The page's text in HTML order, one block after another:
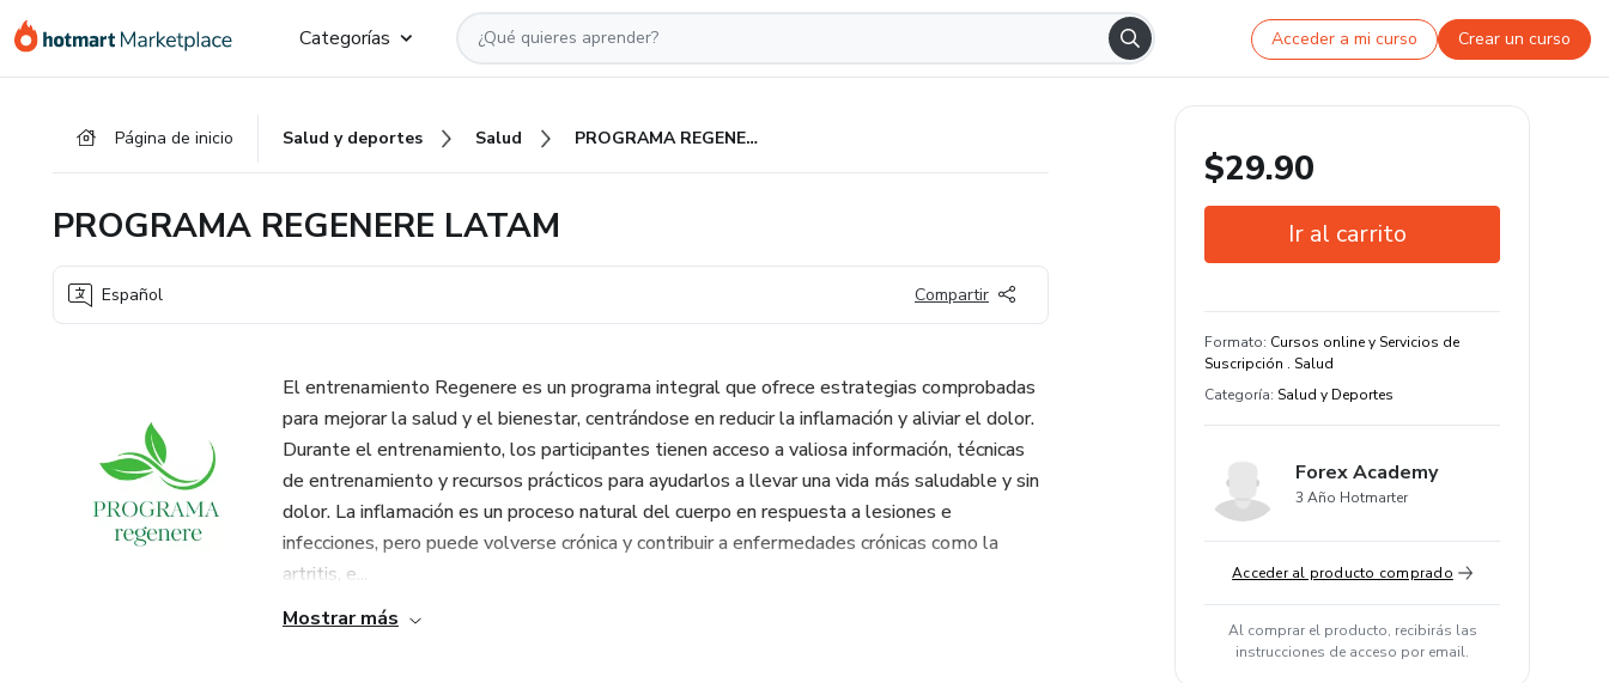
Categorías Acceder a mi curso Crear un curso
Página de inicio Salud y deportes Salud PROGRAMA REGENERE LATAM
PROGRAMA REGENERE LATAM
Español Compartir
El entrenamiento Regenere es un programa integral que ofrece estrategias comprobadas
para mejorar la salud y el bienestar, centrándose en reducir la inflamación y aliviar el dolor.
Durante el entrenamiento, los participantes tienen acceso a valiosa información, técnicas
de entrenamiento y recursos prácticos para ayudarlos a llevar una vida más saludable y sin
dolor. La inflamación es un proceso natural del cuerpo en respuesta a lesiones e
infecciones, pero puede volverse crónica y contribuir a enfermedades crónicas como la
artritis, e...
Mostrar más
$29.90
Ir al carrito
Estudia a tu manera y en cualquier
dispositivo
Formato: Cursos online y Servicios de
Suscripción . Salud
Categoría: Salud y Deportes
Forex Academy
3 Año Hotmarter
Acceder al producto comprado
Al comprar el producto, recibirás las
instrucciones de acceso por email.